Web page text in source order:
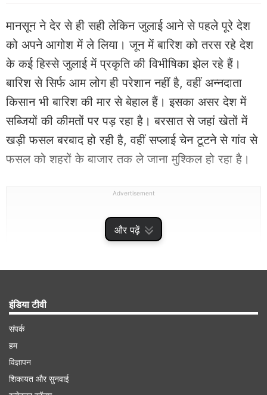
और पढ़ें
मानसून ने देर से ही सही लेकिन जुलाई आने से पहले पूरे देश
को अपने आगोश में ले लिया। जून में बारिश को तरस रहे देश
के कई हिस्से जुलाई में प्रकृति की विभीषिका झेल रहे हैं।
बारिश से सिर्फ आम लोग ही परेशान नहीं है, वहीं अन्नदाता
किसान भी बारिश की मार से बेहाल हैं। इसका असर देश में
सब्जियों की कीमतों पर पड़ रहा है। बरसात से जहां खेतों में
खड़ी फसल बरबाद हो रही है, वहीं स​प्लाई चेन टूटने से गांव से
फसल को शहरों के बाजार तक ले जाना मुश्किल हो रहा है।
Advertisement
उत्तर भारत में बरसी महंगाई की आफत
मौसम की इस मार की वजह से सब्जियों को बुखार आने लगा
इंडिया टीवी
संपर्क
हम
विज्ञापन
शिकायत और सुनवाई